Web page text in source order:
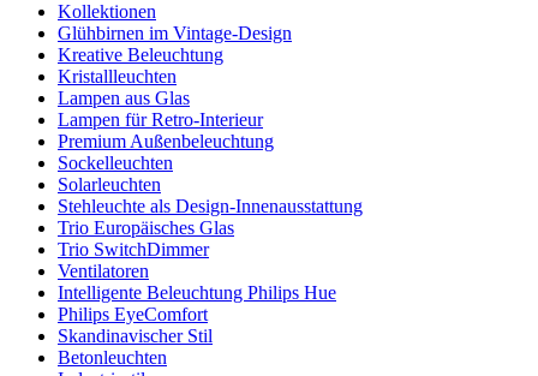
Kollektionen
Glühbirnen im Vintage-Design
Kreative Beleuchtung
Kristallleuchten
Lampen aus Glas
Lampen für Retro-Interieur
Premium Außenbeleuchtung
Sockelleuchten
Solarleuchten
Stehleuchte als Design-Innenausstattung
Trio Europäisches Glas
Trio SwitchDimmer
Ventilatoren
Intelligente Beleuchtung Philips Hue
Philips EyeComfort
Skandinavischer Stil
Betonleuchten